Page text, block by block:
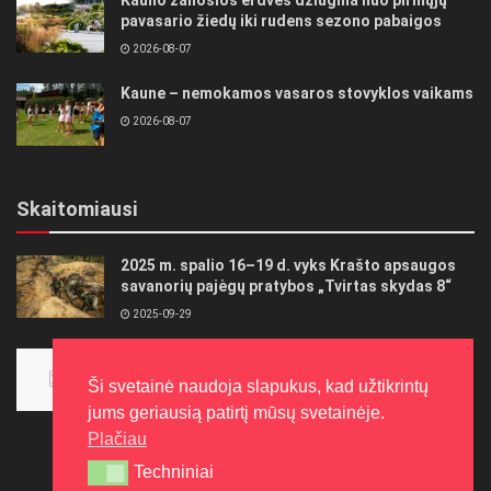
pavasario žiedų iki rudens sezono pabaigos
2026-08-07
Kaune – nemokamos vasaros stovyklos vaikams
2026-08-07
Skaitomiausi
2025 m. spalio 16–19 d. vyks Krašto apsaugos
savanorių pajėgų pratybos „Tvirtas skydas 8“
2025-09-29
aukso
2015-10-30
Ši svetainė naudoja slapukus, kad užtikrintų
jums geriausią patirtį mūsų svetainėje.
Plačiau
Techniniai
Techniniai